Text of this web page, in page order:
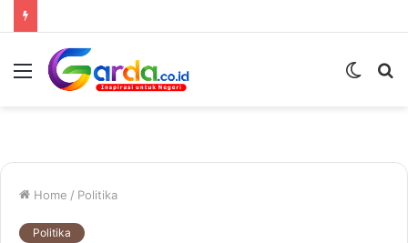
Menu
Switch
Home / Politika
Politika